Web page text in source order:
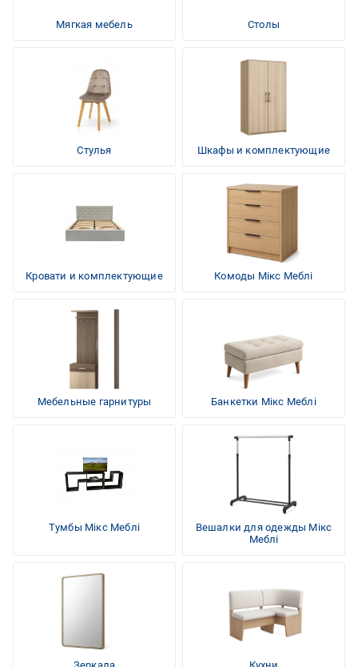
Мягкая мебель Столы
Стулья Шкафы и комплектующие
Кровати и комплектующие Комоды Мікс Меблі
Мебельные гарнитуры Банкетки Мікс Меблі
Тумбы Мікс Меблі
Вешалки для одежды Мікс
Меблі